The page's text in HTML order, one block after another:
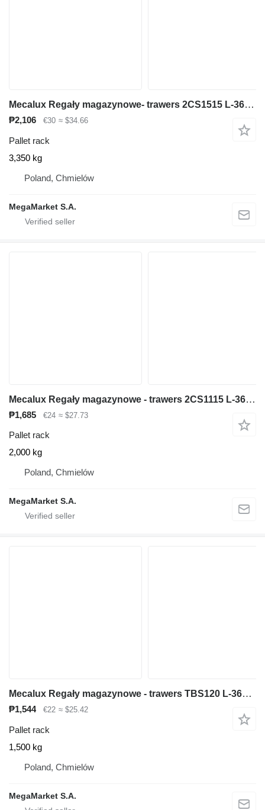
Mecalux Regały magazynowe- trawers 2CS1515 L-360 cm 15x5 cm używany
₱2,106 €30 ≈ $34.66
Pallet rack
3,350 kg
Poland, Chmielów
MegaMarket S.A.
Mecalux Regały magazynowe - trawers 2CS1115 L-360 cm 11x5 cm używany
₱1,685 €24 ≈ $27.73
Pallet rack
2,000 kg
Poland, Chmielów
MegaMarket S.A.
Mecalux Regały magazynowe - trawers TBS120 L-360 cm 12x5 cm używany
₱1,544 €22 ≈ $25.42
Pallet rack
1,500 kg
Poland, Chmielów
MegaMarket S.A.